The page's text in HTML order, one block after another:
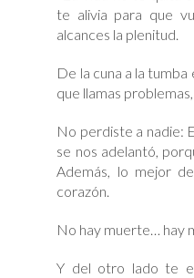
te alivia para que
alcances la plenitud.
De la cuna a la tumba
que llamas
No perdiste a nadie:
se nos adelantó,
Además, lo mejor
corazón.
No hay muerte… hay
Y del otro lado te